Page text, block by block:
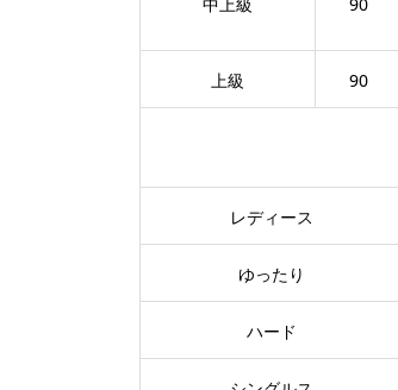
上級 90
レディース
ゆったり
ハード